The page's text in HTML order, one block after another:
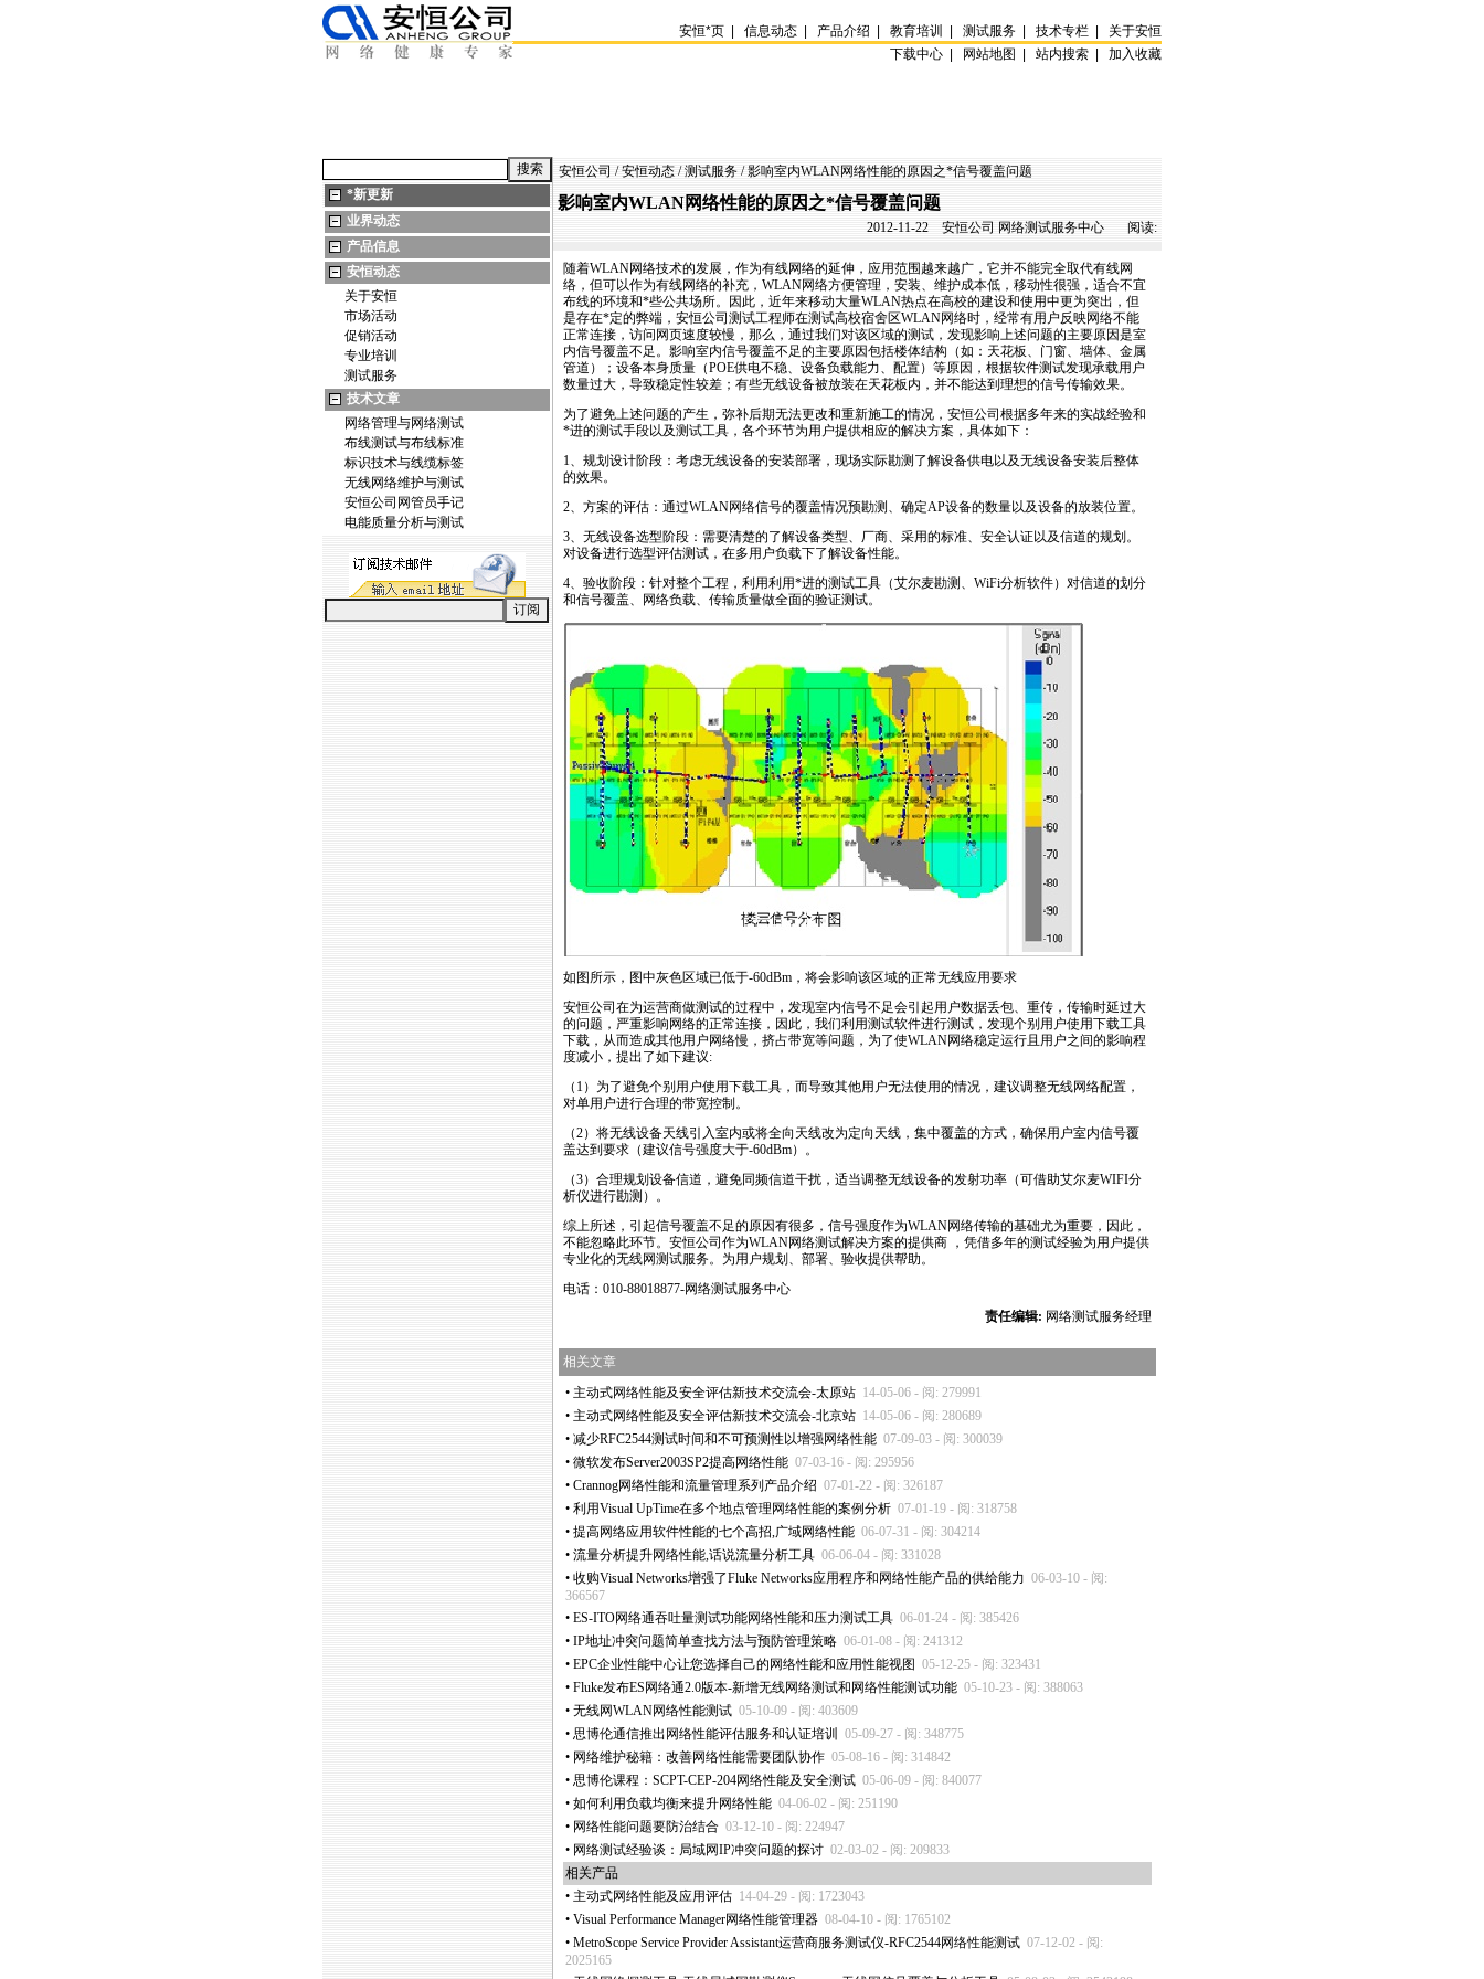
安恒*页 信息动态 产品介绍 教育培训 测试服务 技术专栏
关于安恒
下载中心 |
网站地图 站内搜索 加入收藏
*新更新
业界动态
产品信息
安恒动态
关于安恒
市场活动
促销活动
专业培训
测试服务
技术文章
网络管理与网络测试
布线测试与布线标准
标识技术与线缆标签
无线网络维护与测试
安恒公司网管员手记
电能质量分析与测试
安恒公司 /安恒动态 /测试服务 / 影响室内WLAN网络性能的原因之*信号覆盖问题
影响室内WLAN网络性能的原因之*信号覆盖问题
2012-11-22 安恒公司 网络测试服务中心 阅读:
随着WLAN网络技术的发展，作为有线网络的延伸，应用范围越来越广，它并不能完全取代有线网
络，但可以作为有线网络的补充，WLAN网络方便管理，安装、维护成本低，移动性很强，适合不宜
布线的环境和*些公共场所。因此，近年来移动大量WLAN热点在高校的建设和使用中更为突出，但
是存在*定的弊端，安恒公司测试工程师在测试高校宿舍区WLAN网络时，经常有用户反映网络不能
正常连接，访问网页速度较慢，那么，通过我们对该区域的测试，发现影响上述问题的主要原因是室
内信号覆盖不足。影响室内信号覆盖不足的主要原因包括楼体结构（如：天花板、门窗、墙体、金属
管道）；设备本身质量（POE供电不稳、设备负载能力、配置）等原因，根据软件测试发现承载用户
数量过大，导致稳定性较差；有些无线设备被放装在天花板内，并不能达到理想的信号传输效果。
为了避免上述问题的产生，弥补后期无法更改和重新施工的情况，安恒公司根据多年来的实战经验和
*进的测试手段以及测试工具，各个环节为用户提供相应的解决方案，具体如下：
1、规划设计阶段：考虑无线设备的安装部署，现场实际勘测了解设备供电以及无线设备安装后整体
的效果。
2、方案的评估：通过WLAN网络信号的覆盖情况预勘测、确定AP设备的数量以及设备的放装位置。
3、无线设备选型阶段：需要清楚的了解设备类型、厂商、采用的标准、安全认证以及信道的规划。
对设备进行选型评估测试，在多用户负载下了解设备性能。
4、验收阶段：针对整个工程，利用利用*进的测试工具（艾尔麦勘测、WiFi分析软件）对信道的划分
和信号覆盖、网络负载、传输质量做全面的验证测试。
如图所示，图中灰色区域已低于-60dBm，将会影响该区域的正常无线应用要求
安恒公司在为运营商做测试的过程中，发现室内信号不足会引起用户数据丢包、重传，传输时延过大
的问题，严重影响网络的正常连接，因此，我们利用测试软件进行测试，发现个别用户使用下载工具
下载，从而造成其他用户网络慢，挤占带宽等问题，为了使WLAN网络稳定运行且用户之间的影响程
度减小，提出了如下建议:
（1）为了避免个别用户使用下载工具，而导致其他用户无法使用的情况，建议调整无线网络配置，
对单用户进行合理的带宽控制。
（2）将无线设备天线引入室内或将全向天线改为定向天线，集中覆盖的方式，确保用户室内信号覆
盖达到要求（建议信号强度大于-60dBm）。
（3）合理规划设备信道，避免同频信道干扰，适当调整无线设备的发射功率（可借助艾尔麦WIFI分
析仪进行勘测）。
综上所述，引起信号覆盖不足的原因有很多，信号强度作为WLAN网络传输的基础尤为重要，因此，
不能忽略此环节。安恒公司作为WLAN网络测试解决方案的提供商 ，凭借多年的测试经验为用户提供
专业化的无线网测试服务。为用户规划、部署、验收提供帮助。
电话：010-88018877-网络测试服务中心
责任编辑: 网络测试服务经理
相关文章
• 主动式网络性能及安全评估新技术交流会-太原站 14-05-06 - 阅: 279991
• 主动式网络性能及安全评估新技术交流会-北京站 14-05-06 - 阅: 280689
• 减少RFC2544测试时间和不可预测性以增强网络性能 07-09-03 - 阅: 300039
• 微软发布Server2003SP2提高网络性能 07-03-16 - 阅: 295956
• Crannog网络性能和流量管理系列产品介绍 07-01-22 - 阅: 326187
• 利用Visual UpTime在多个地点管理网络性能的案例分析 07-01-19 - 阅: 318758
• 提高网络应用软件性能的七个高招,广域网络性能 06-07-31 - 阅: 304214
• 流量分析提升网络性能,话说流量分析工具 06-06-04 - 阅: 331028
• 收购Visual Networks增强了Fluke Networks应用程序和网络性能产品的供给能力 06-03-10 - 阅:
366567
• ES-ITO网络通吞吐量测试功能网络性能和压力测试工具 06-01-24 - 阅: 385426
• IP地址冲突问题简单查找方法与预防管理策略 06-01-08 - 阅: 241312
• EPC企业性能中心让您选择自己的网络性能和应用性能视图 05-12-25 - 阅: 323431
• Fluke发布ES网络通2.0版本-新增无线网络测试和网络性能测试功能 05-10-23 - 阅: 388063
• 无线网WLAN网络性能测试 05-10-09 - 阅: 403609
• 思博伦通信推出网络性能评估服务和认证培训
05-09-27 - 阅: 348775
• 网络维护秘籍：改善网络性能需要团队协作 05-08-16 - 阅: 314842
• 思博伦课程：SCPT-CEP-204网络性能及安全测试 05-06-09 - 阅: 840077
• 如何利用负载均衡来提升网络性能 04-06-02 - 阅: 251190
• 网络性能问题要防治结合 03-12-10 - 阅: 224947
• 网络测试经验谈：局域网IP冲突问题的探讨 02-03-02 - 阅: 209833
相关产品
• 主动式网络性能及应用评估 14-04-29 - 阅: 1723043
• Visual Performance Manager网络性能管理器 08-04-10 - 阅: 1765102
• MetroScope Service Provider Assistant运营商服务测试仪-RFC2544网络性能测试 07-12-02 - 阅:
2025165